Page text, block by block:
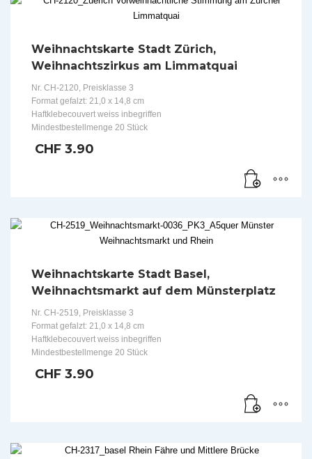
Weihnachtskarte Stadt Zürich,
Weihnachtszirkus am Limmatquai
Nr. CH-2120, Preisklasse 3
Format gefalzt: 21,0 x 14,8 cm
Haftklebecouvert weiss inbegriffen
Mindestbestellmenge 20 Stück
CHF 3.90
Weihnachtskarte Stadt Basel,
Weihnachtsmarkt auf dem Münsterplatz
Nr. CH-2519, Preisklasse 3
Format gefalzt: 21,0 x 14,8 cm
Haftklebecouvert weiss inbegriffen
Mindestbestellmenge 20 Stück
CHF 3.90